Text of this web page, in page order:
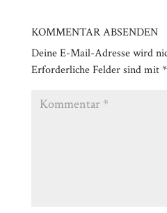
KOMMENTAR ABSENDEN
Deine E-Mail-Adresse wird
Erforderliche Felder sind mit*